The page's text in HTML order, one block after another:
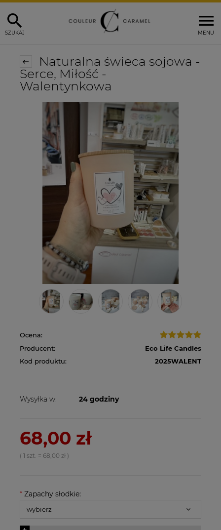
MENU
SZUKAJ
Naturalna świeca sojowa -
Serce, Miłość -
Walentynkowa
Ocena:
Producent:
Eco Life Candles
Kod produktu:
2025WALENT
Wysyłka w: 24 godziny
68,00 zł
( 1 szt. = 68,00 zł )
* Zapachy słodkie: